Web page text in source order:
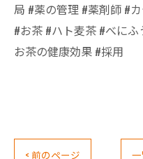
局 #薬の管理 #薬剤師 #
#お茶 #ハト麦茶 #べに
お茶の健康効果 #採用
< 前のページ